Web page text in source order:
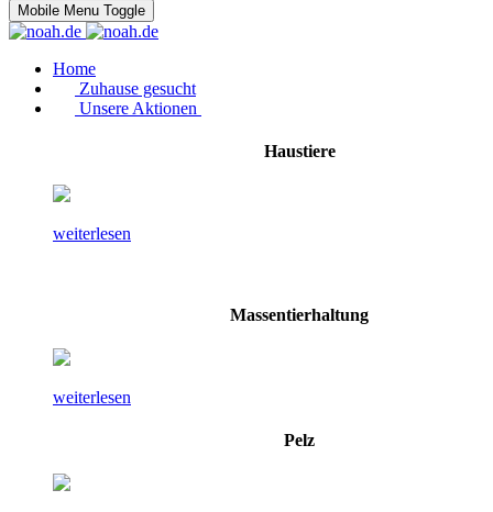
Mobile Menu Toggle
Home
Zuhause gesucht
Unsere Aktionen
Haustiere
weiterlesen
Massentierhaltung
weiterlesen
Pelz